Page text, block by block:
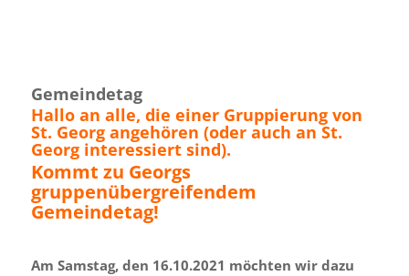
Gemeindetag
Hallo an alle, die einer Gruppierung von
St. Georg angehören (oder auch an St.
Georg interessiert sind).
Kommt zu Georgs
gruppenübergreifendem
Gemeindetag!
Am Samstag, den 16.10.2021 möchten wir dazu